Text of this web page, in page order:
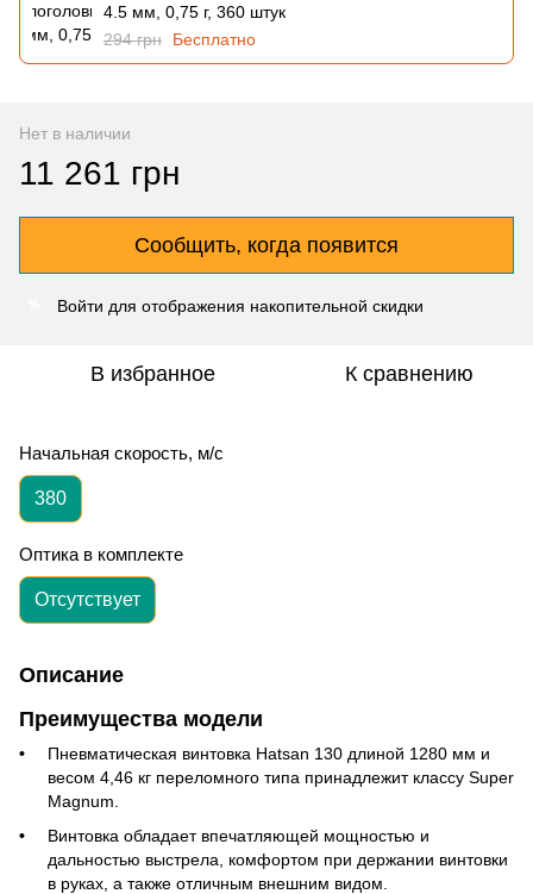
4.5 мм, 0,75 г, 360 штук
294 грн
Бесплатно
Нет в наличии
11 261 грн
Сообщить, когда появится
Войти для отображения накопительной скидки
В избранное К сравнению
Начальная скорость, м/с
380
Оптика в комплекте
Отсутствует
Описание
Преимущества модели
Пневматическая винтовка Hatsan 130 длиной 1280 мм и
весом 4,46 кг переломного типа принадлежит классу Super
Magnum.
Винтовка обладает впечатляющей мощностью и
дальностью выстрела, комфортом при держании винтовки
в руках, а также отличным внешним видом.